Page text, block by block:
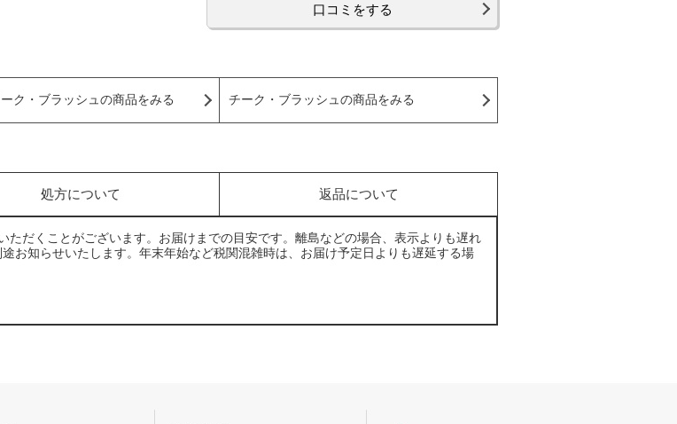
口コミをする
ク・ブラッシュの商品をみる チーク・ブラッシュの商品をみる
処方について 返品について
だくことがございます。お届けまでの目安です。離島などの場合、表示よりも遅れ
お知らせいたします。年末年始など税関混雑時は、お届け予定日よりも遅延する場